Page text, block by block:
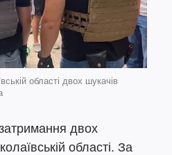
області двох шукачів
двох
області. За